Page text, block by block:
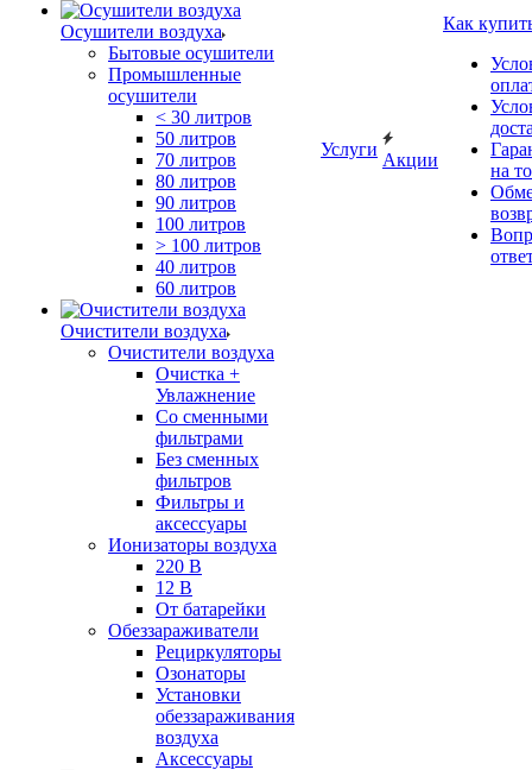
Осушители воздуха
Бытовые осушители
Промышленные
осушители
< 30 литров
50 литров
70 литров
80 литров
90 литров
100 литров
> 100 литров
40 литров
60 литров
Очистители воздуха
Очистители воздуха
Очистка +
Увлажнение
Cо сменными
фильтрами
Без сменных
фильтров
Фильтры и
аксессуары
Ионизаторы воздуха
220 В
12 В
От батарейки
Обеззараживатели
Рециркуляторы
Озонаторы
Установки
обеззараживания
воздуха
Аксессуары
Услуги
Акции
Как
на